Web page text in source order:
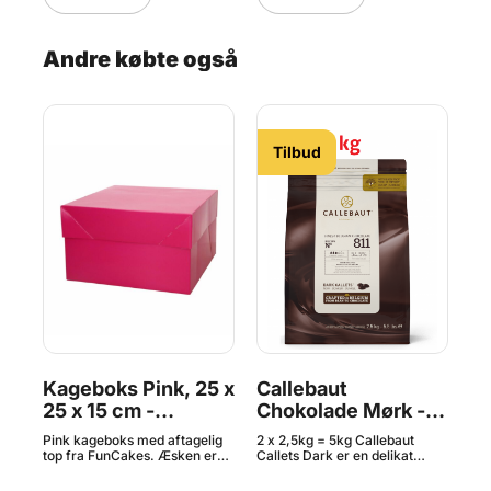
Andre købte også
Kageboks Pink, 25 x
25 x 15 cm -
FunCakes
Pink kageboks med aftagelig
top fra FunCakes. Æsken er
Tilbud
Callebaut
Chokolade Mørk -
54,5 % Kakao, 5 kg
2 x 2,5kg = 5kg Callebaut
Callets Dark er en delikat